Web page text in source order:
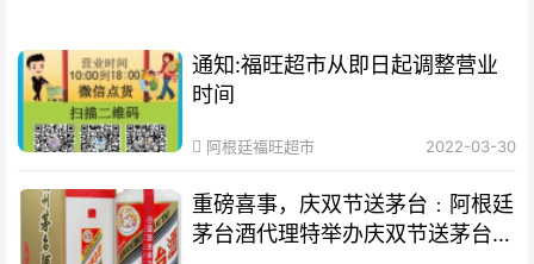
通知:福旺超市从即日起调整营业
时间
阿根廷福旺超市 2022-03-30
重磅喜事，庆双节送茅台﹕阿根廷
茅台酒代理特举办庆双节送茅台促